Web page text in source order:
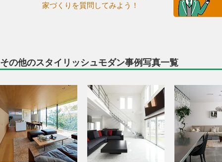
家づくりを質問してみよう！
その他のスタイリッシュモダン事例写真一覧